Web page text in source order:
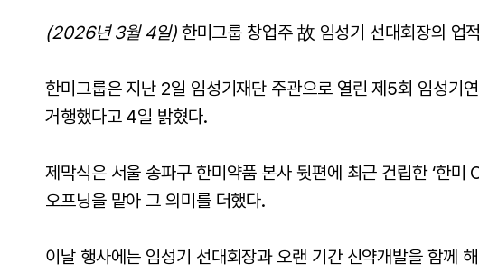
(2026년 3월 4일)한미그룹 창업주 故 임성기 선대회장의 업
한미그룹은 지난 2일 임성기재단 주관으로 열린 제5회 임성기
거행했다고 4일 밝혔다.
제막식은 서울 송파구 한미약품 본사 뒷편에 최근 건립한 ‘한
오프닝을 맡아 그 의미를 더했다.
이날 행사에는 임성기 선대회장과 오랜 기간 신약개발을 함께